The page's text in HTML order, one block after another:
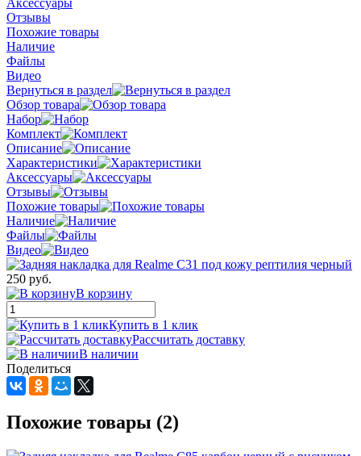
Отзывы
Похожие товары
Наличие
Файлы
Видео
Вернуться в раздел
Обзор товара
Набор
Комплект
Описание
Характеристики
Аксессуары
Отзывы
Похожие товары
Наличие
Файлы
Видео
250 руб.
В корзину
Купить в 1 клик
Рассчитать доставку
В наличии
Поделиться
Похожие товары (2)